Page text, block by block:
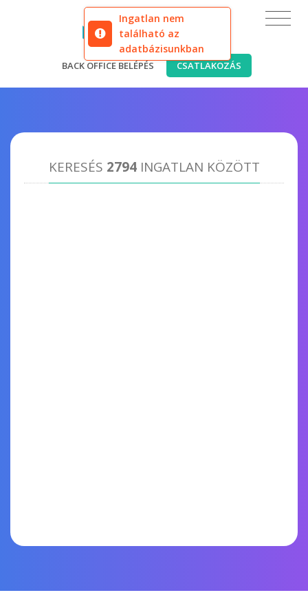
Ingatlan nem
található az
adatbázisunkban
BACK OFFICE BELÉPÉS CSATLAKOZÁS
KERESÉS 2794INGATLAN KÖZÖTT